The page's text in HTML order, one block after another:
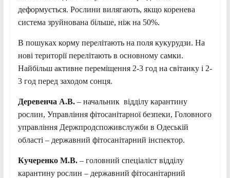
деформується. Рослини вилягають, якщо коренева
система зруйнована більше, ніж на 50%.
В пошуках корму перелітають на поля кукурудзи. На
нові території перелітають в основному самки.
Найбільш активне переміщення 2-3 год на світанку і 2-
3 год перед заходом сонця.
Деревенча А.В.– начальник відділу карантину
рослин, Управління фітосанітарної безпеки, Головного
управління Держпродспоживслужби в Одеській
області – державний фітосанітарний інспектор.
Кучеренко М.В.– головний спеціаліст відділу
карантину рослин – державний фітосанітарний